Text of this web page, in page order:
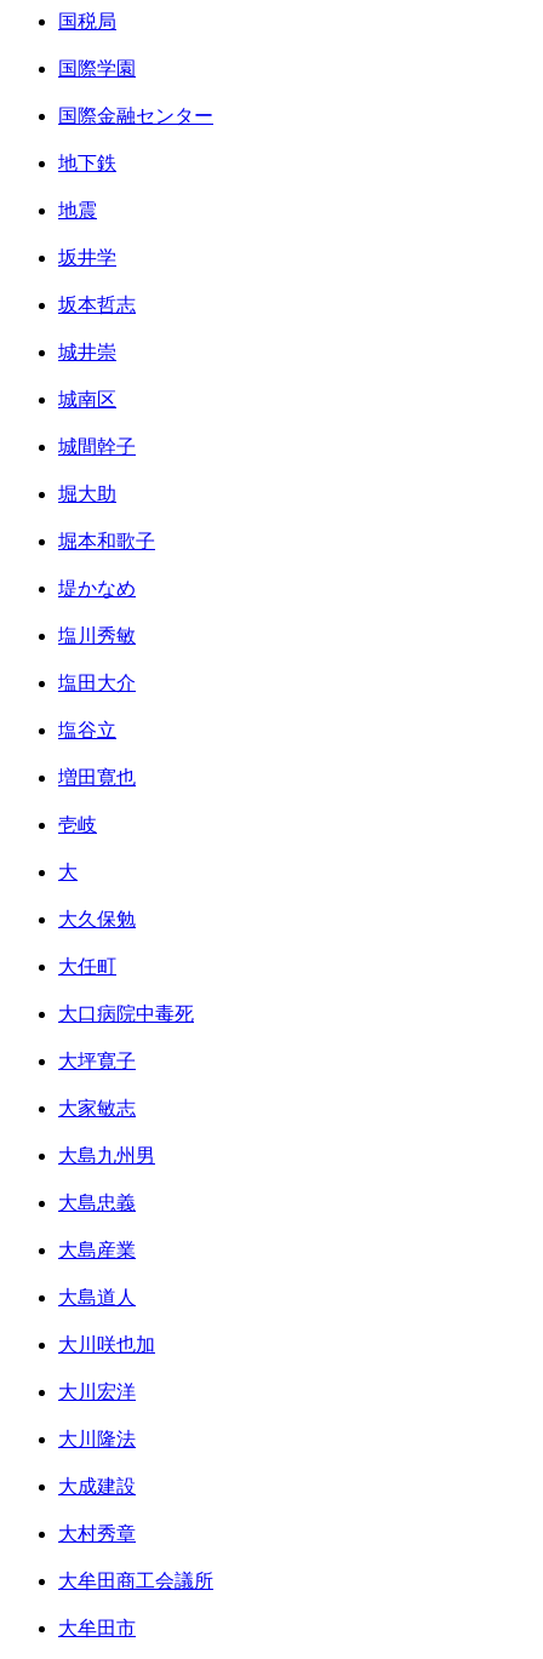
国税局
国際学園
国際金融センター
地下鉄
地震
坂井学
坂本哲志
城井崇
城南区
城間幹子
堀大助
堀本和歌子
堤かなめ
塩川秀敏
塩田大介
塩谷立
増田寛也
壱岐
大
大久保勉
大任町
大口病院中毒死
大坪寛子
大家敏志
大島九州男
大島忠義
大島産業
大島道人
大川咲也加
大川宏洋
大川隆法
大成建設
大村秀章
大牟田商工会議所
大牟田市